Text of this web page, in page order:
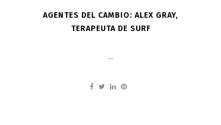
AGENTES DEL CAMBIO: ALEX GRAY,
TERAPEUTA DE SURF
...